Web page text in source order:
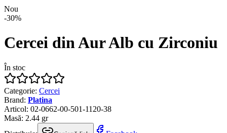
Nou
-30%
Cercei din Aur Alb cu Zirconiu
În stoc
Categorie: Cercei
Brand: Platina
Articol: 02-0662-00-501-1120-38
Masă: 2.44 gr